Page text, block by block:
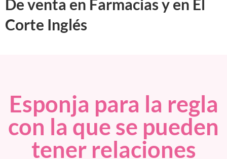
De venta en Farmacias y en El
Corte Inglés
Esponja para la regla
con la que se pueden
tener relaciones